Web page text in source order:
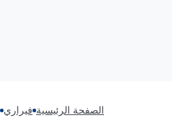
الصفحة الرئيسية فيراري